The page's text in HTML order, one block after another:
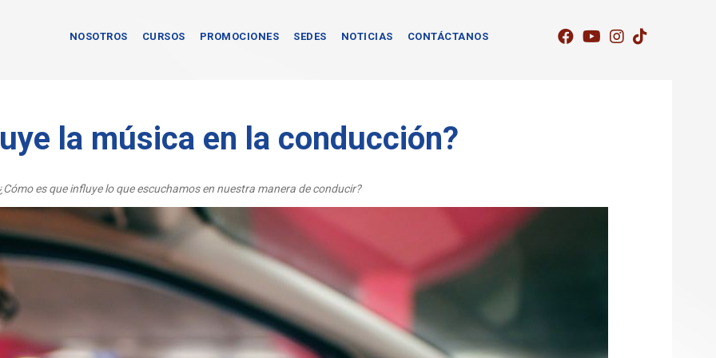
NOSOTROS CURSOS PROMOCIONES SEDES NOTICIAS CONTÁCTANOS
la música en la conducción?
es que influye lo que escuchamos en nuestra manera de conducir?